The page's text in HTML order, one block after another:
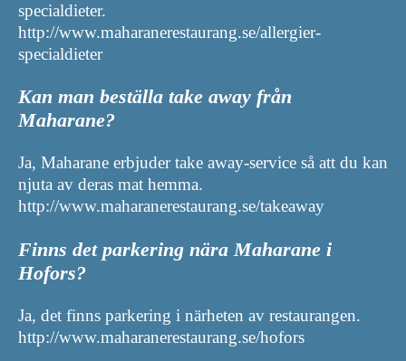
specialdieter.
http://www.maharanerestaurang.se/allergier-
specialdieter
Kan man beställa take away från
Maharane?
Ja, Maharane erbjuder take away-service så att du kan
njuta av deras mat hemma.
http://www.maharanerestaurang.se/takeaway
Finns det parkering nära Maharane i
Hofors?
Ja, det finns parkering i närheten av restaurangen.
http://www.maharanerestaurang.se/hofors